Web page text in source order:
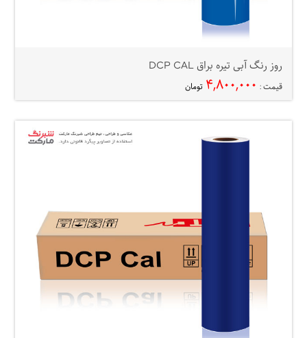
روز رنگ آبی تیره براق DCP CAL
قیمت : ۴,۸۰۰,۰۰۰ تومان